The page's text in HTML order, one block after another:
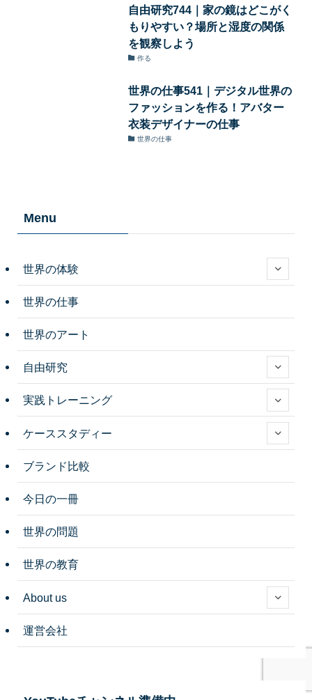
自由研究744｜家の鏡はどこがく
もりやすい？場所と湿度の関係
を観察しよう
作る
世界の仕事541｜デジタル世界の
ファッションを作る！アバター
衣装デザイナーの仕事
世界の仕事
Menu
世界の体験
世界の仕事
世界のアート
自由研究
実践トレーニング
ケーススタディー
ブランド比較
今日の一冊
世界の問題
世界の教育
About us
運営会社